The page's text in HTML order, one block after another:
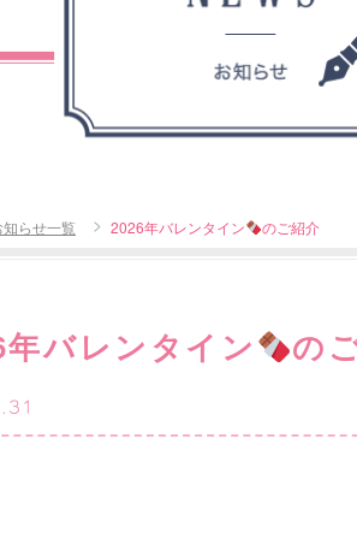
知らせ一覧 2026年バレンタイン のご紹介
バレンタイン の